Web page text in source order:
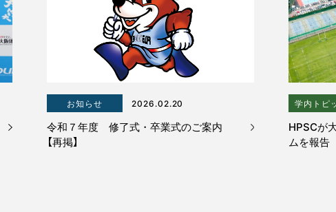
お知らせ 2026.02.20
令和７年度 修了式・卒業式のご案内
【再掲】
学内トピ
HPSCが
ムを報告